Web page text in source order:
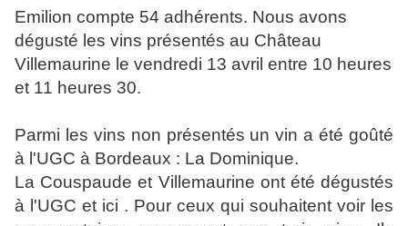
Emilion compte 54 adhérents. Nous avons
dégusté les vins présentés au Château
Villemaurine le vendredi 13 avril entre 10 heures
et 11 heures 30.
Parmi les vins non présentés un vin a été goûté
à l'UGC à Bordeaux : La Dominique.
La Couspaude et Villemaurine ont été dégustés
à l'UGC et ici . Pour ceux qui souhaitent voir les